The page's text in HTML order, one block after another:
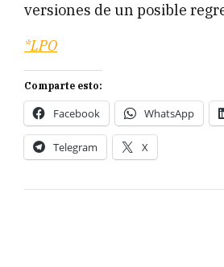
versiones de un posible
*LPO
Comparte esto:
Facebook WhatsApp
Telegram X